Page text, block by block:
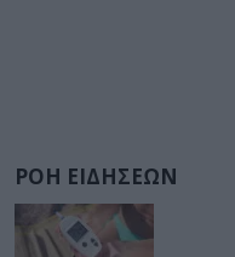
ΡΟΗ ΕΙΔΗΣΕΩΝ